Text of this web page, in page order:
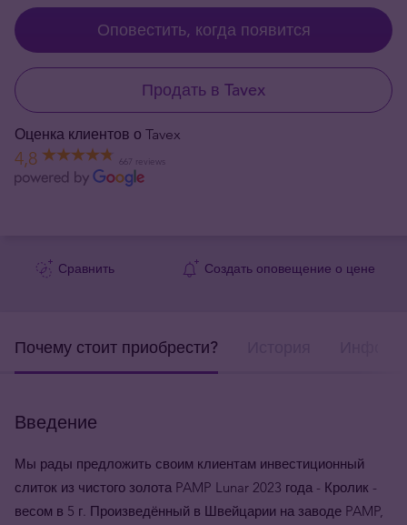
Оповестить, когда появится
Продать в Tavex
Оценка клиентов о Tavex
4,8 667 reviews
Сравнить Создать оповещение о цене
Почему стоит приобрести?
Введение
Мы рады предложить своим клиентам инвестиционный
слиток из чистого золота PAMP Lunar 2023 года - Кролик -
весом в 5 г. Произведённый в Швейцарии на заводе PAMP,